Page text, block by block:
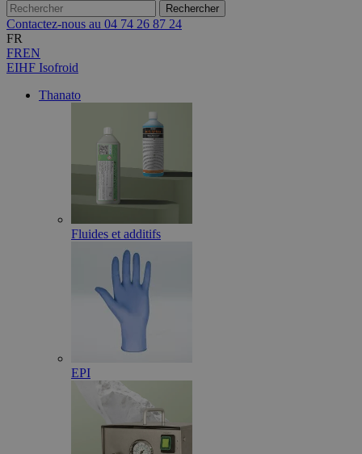
Contactez-nous au 04 74 26 87 24
FR
FREN
EIHF Isofroid
Thanato
Fluides et additifs
EPI